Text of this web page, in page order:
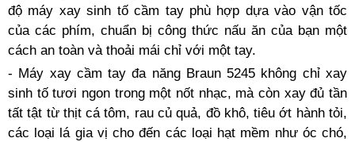
độ máy xay sinh tố cầm tay phù hợp dựa vào vận tốc
của các phím, chuẩn bị công thức nấu ăn của bạn một
cách an toàn và thoải mái chỉ với một tay.
- Máy xay cầm tay đa năng Braun 5245 không chỉ xay
sinh tố tươi ngon trong một nốt nhạc, mà còn xay đủ tần
tất tật từ thịt cá tôm, rau củ quả, đồ khô, tiêu ớt hành tỏi,
các loại lá gia vị cho đến các loại hạt mềm như óc chó,